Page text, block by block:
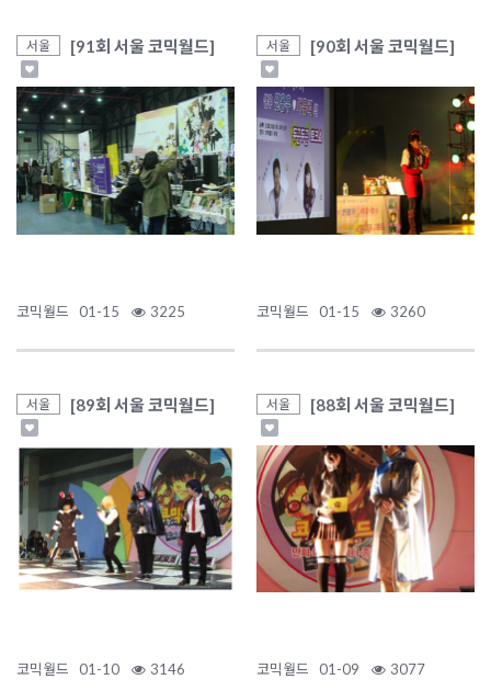
서울 [91회 서울 코믹월드]
코믹월드 01-15 3225
서울 [90회 서울 코믹월드]
코믹월드 01-15 3260
서울 [89회 서울 코믹월드]
코믹월드 01-10 3146
서울 [88회 서울 코믹월드]
코믹월드 01-09 3077